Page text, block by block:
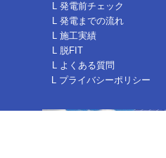
L 発電前チェック
L 発電までの流れ
L 施工実績
L 脱FIT
L よくある質問
L プライバシーポリシー